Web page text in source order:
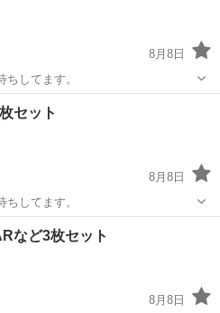
8月8日
してます。
ードゲーム
セット
8月8日
してます。
ードゲーム A10
など3枚セット
8月8日